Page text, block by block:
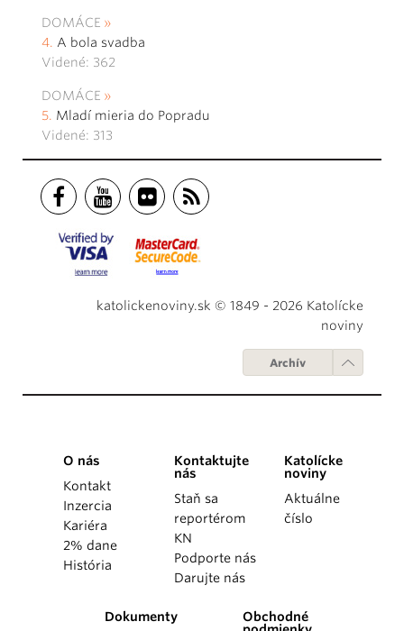
DOMÁCE
A bola svadba
Videné: 362
DOMÁCE
Mladí mieria do Popradu
Videné: 313
katolickenoviny.sk © 1849 - 2026 Katolícke
noviny
Archív
O nás
Kontakt
Inzercia
Kariéra
2% dane
História
Kontaktujte
nás
Staň sa
reportérom
KN
Podporte nás
Darujte nás
Katolícke
noviny
Aktuálne
číslo
Dokumenty
Obchodné